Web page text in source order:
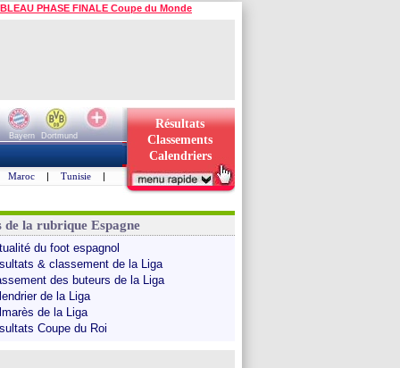
PHASE FINALE Coupe du Monde
Bayern
Dortmund
Résultats
Classements
Calendriers
Maroc | Tunisie |
de la rubrique Espagne
du foot espagnol
& classement de la Liga
des buteurs de la Liga
de la Liga
de la Liga
Coupe du Roi